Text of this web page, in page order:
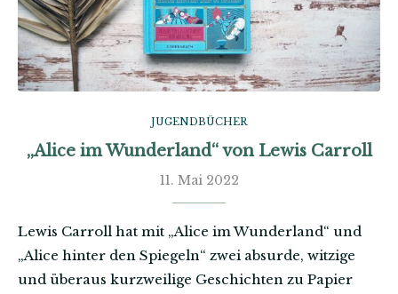
JUGENDBÜCHER
„Alice im Wunderland“ von Lewis Carroll
11. Mai 2022
Lewis Carroll hat mit „Alice im Wunderland“ und
„Alice hinter den Spiegeln“ zwei absurde, witzige
und überaus kurzweilige Geschichten zu Papier